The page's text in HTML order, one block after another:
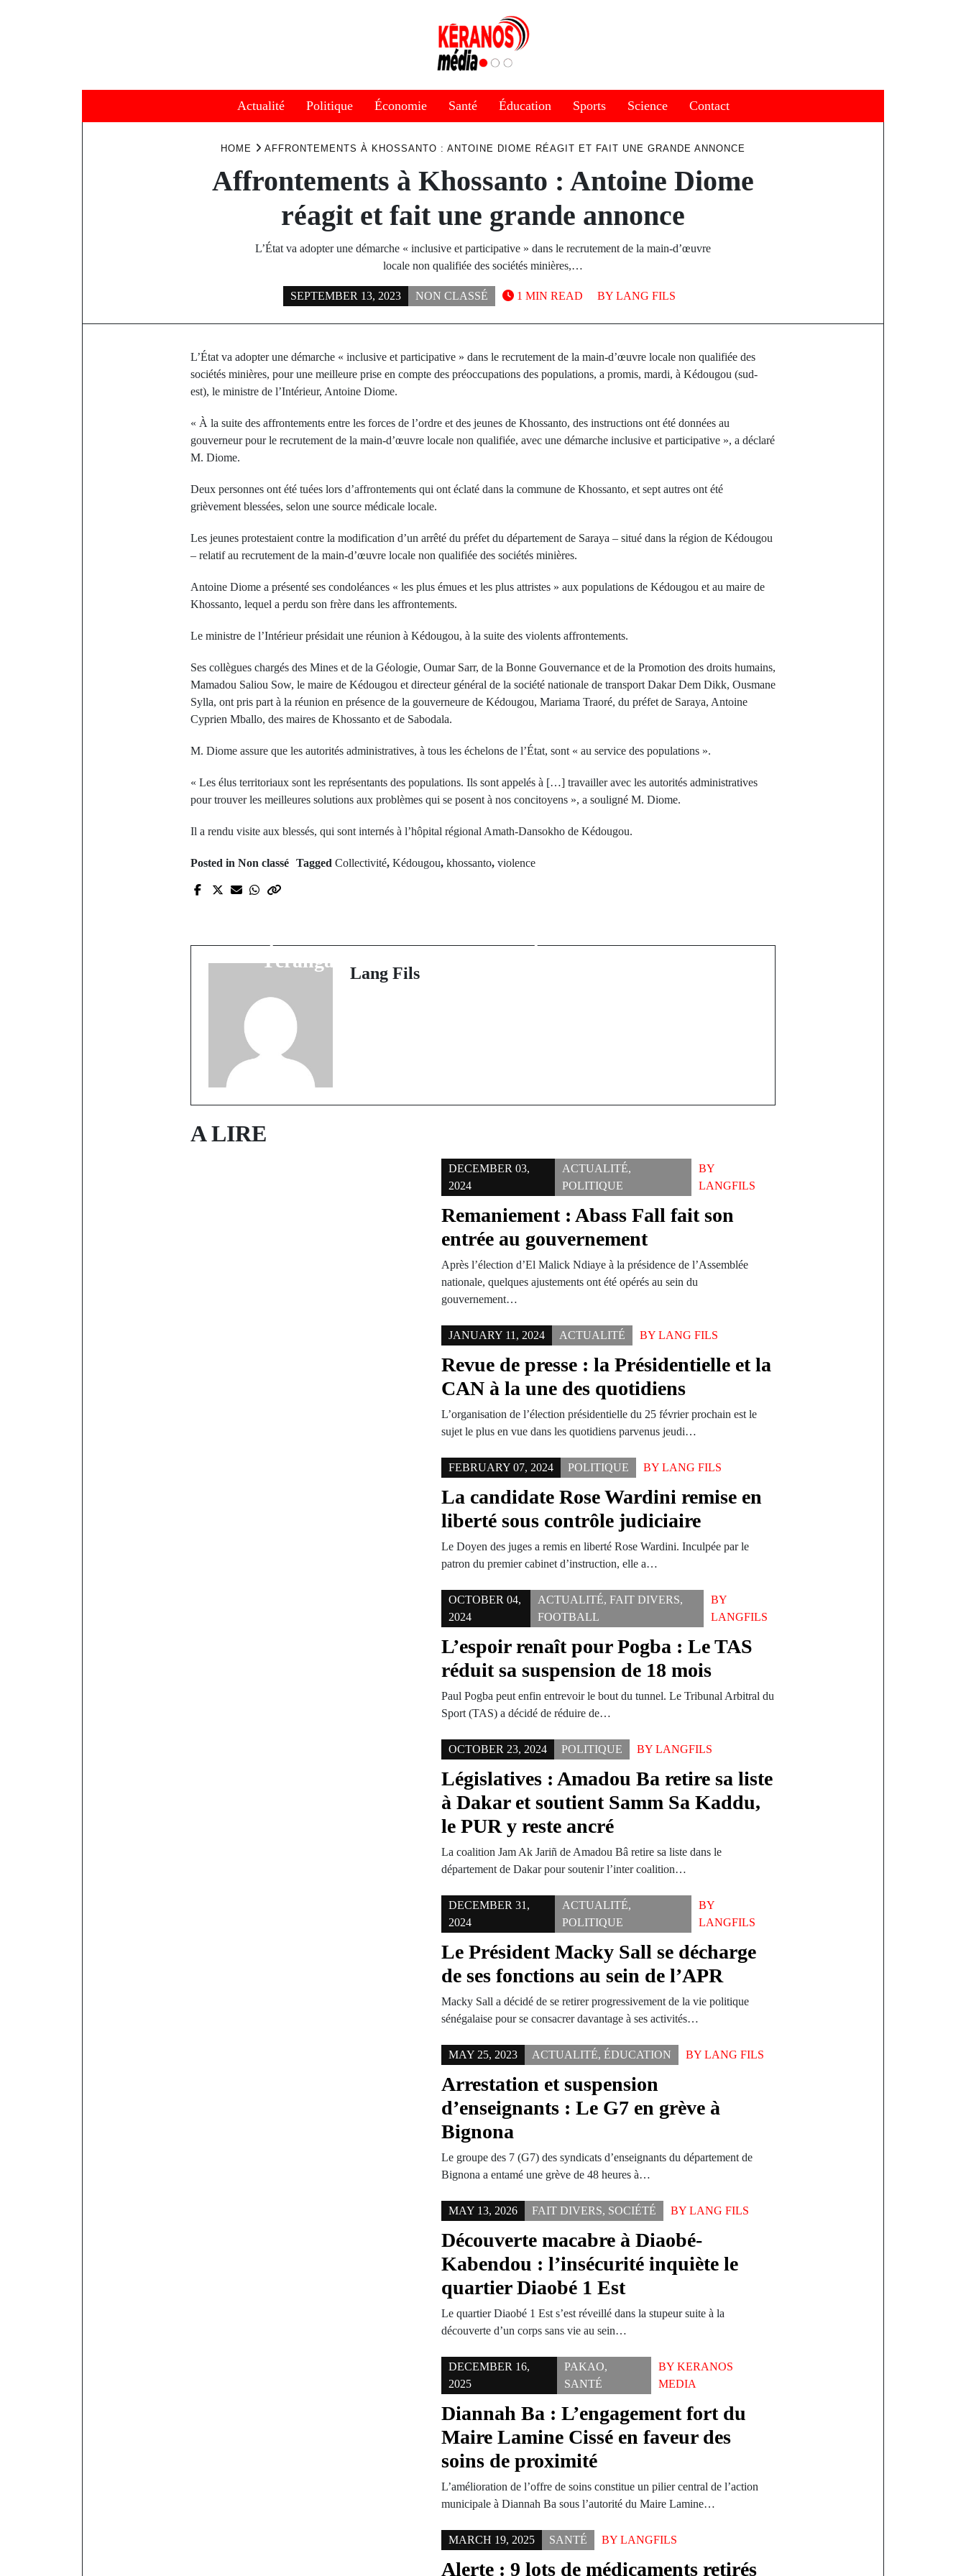
Actualité Politique Économie Santé Éducation Sports Science Contact
HOME AFFRONTEMENTS À KHOSSANTO : ANTOINE DIOME RÉAGIT ET FAIT UNE GRANDE ANNONCE
Affrontements à Khossanto : Antoine Diome
réagit et fait une grande annonce
L’État va adopter une démarche « inclusive et participative » dans le recrutement de la main-d’œuvre
locale non qualifiée des sociétés minières,…
SEPTEMBER 13, 2023 NON CLASSÉ BY LANG FILS
1 MIN READ
L’État va adopter une démarche « inclusive et participative » dans le recrutement de la main-d’œuvre locale non qualifiée des
sociétés minières, pour une meilleure prise en compte des préoccupations des populations, a promis, mardi, à Kédougou (sud-
est), le ministre de l’Intérieur, Antoine Diome.
« À la suite des affrontements entre les forces de l’ordre et des jeunes de Khossanto, des instructions ont été données au
gouverneur pour le recrutement de la main-d’œuvre locale non qualifiée, avec une démarche inclusive et participative », a déclaré
M. Diome.
Deux personnes ont été tuées lors d’affrontements qui ont éclaté dans la commune de Khossanto, et sept autres ont été
grièvement blessées, selon une source médicale locale.
Les jeunes protestaient contre la modification d’un arrêté du préfet du département de Saraya – situé dans la région de Kédougou
– relatif au recrutement de la main-d’œuvre locale non qualifiée des sociétés minières.
Antoine Diome a présenté ses condoléances « les plus émues et les plus attristes » aux populations de Kédougou et au maire de
Khossanto, lequel a perdu son frère dans les affrontements.
Le ministre de l’Intérieur présidait une réunion à Kédougou, à la suite des violents affrontements.
Ses collègues chargés des Mines et de la Géologie, Oumar Sarr, de la Bonne Gouvernance et de la Promotion des droits humains,
Mamadou Saliou Sow, le maire de Kédougou et directeur général de la société nationale de transport Dakar Dem Dikk, Ousmane
Sylla, ont pris part à la réunion en présence de la gouverneure de Kédougou, Mariama Traoré, du préfet de Saraya, Antoine
Cyprien Mballo, des maires de Khossanto et de Sabodala.
M. Diome assure que les autorités administratives, à tous les échelons de l’État, sont « au service des populations ».
« Les élus territoriaux sont les représentants des populations. Ils sont appelés à […] travailler avec les autorités administratives
pour trouver les meilleures solutions aux problèmes qui se posent à nos concitoyens », a souligné M. Diome.
Il a rendu visite aux blessés, qui sont internés à l’hôpital régional Amath-Dansokho de Kédougou.
Posted in Non classé Tagged Collectivité, Kédougou, khossanto, violence
Téranga à Dakar
Lang Fils
A LIRE
DECEMBER 03,
2024
ACTUALITÉ,
POLITIQUE
BY
LANGFILS
Remaniement : Abass Fall fait son
entrée au gouvernement
Après l’élection d’El Malick Ndiaye à la présidence de l’Assemblée
nationale, quelques ajustements ont été opérés au sein du
gouvernement…
JANUARY 11, 2024 ACTUALITÉ BYLANG FILS
Revue de presse : la Présidentielle et la
CAN à la une des quotidiens
L’organisation de l’élection présidentielle du 25 février prochain est le
sujet le plus en vue dans les quotidiens parvenus jeudi…
FEBRUARY 07, 2024 POLITIQUE BYLANG FILS
La candidate Rose Wardini remise en
liberté sous contrôle judiciaire
Le Doyen des juges a remis en liberté Rose Wardini. Inculpée par le
patron du premier cabinet d’instruction, elle a…
OCTOBER 04,
2024
ACTUALITÉ,FAIT DIVERS,
FOOTBALL
BY
LANGFILS
L’espoir renaît pour Pogba : Le TAS
réduit sa suspension de 18 mois
Paul Pogba peut enfin entrevoir le bout du tunnel. Le Tribunal Arbitral du
Sport (TAS) a décidé de réduire de…
OCTOBER 23, 2024 POLITIQUE BYLANGFILS
Législatives : Amadou Ba retire sa liste
à Dakar et soutient Samm Sa Kaddu,
le PUR y reste ancré
La coalition Jam Ak Jariñ de Amadou Bâ retire sa liste dans le
département de Dakar pour soutenir l’inter coalition…
DECEMBER 31,
2024
ACTUALITÉ,
POLITIQUE
BY
LANGFILS
Le Président Macky Sall se décharge
de ses fonctions au sein de l’APR
Macky Sall a décidé de se retirer progressivement de la vie politique
sénégalaise pour se consacrer davantage à ses activités…
MAY 25, 2023 ACTUALITÉ,ÉDUCATION BYLANG FILS
Arrestation et suspension
d’enseignants : Le G7 en grève à
Bignona
Le groupe des 7 (G7) des syndicats d’enseignants du département de
Bignona a entamé une grève de 48 heures à…
MAY 13, 2026 FAIT DIVERS, SOCIÉTÉ BYLANG FILS
Découverte macabre à Diaobé-
Kabendou : l’insécurité inquiète le
quartier Diaobé 1 Est
Le quartier Diaobé 1 Est s’est réveillé dans la stupeur suite à la
découverte d’un corps sans vie au sein…
DECEMBER 16,
2025
PAKAO,
SANTÉ
BYKERANOS
MEDIA
Diannah Ba : L’engagement fort du
Maire Lamine Cissé en faveur des
soins de proximité
L’amélioration de l’offre de soins constitue un pilier central de l’action
municipale à Diannah Ba sous l’autorité du Maire Lamine…
MARCH 19, 2025 SANTÉ BYLANGFILS
Alerte : 9 lots de médicaments retirés